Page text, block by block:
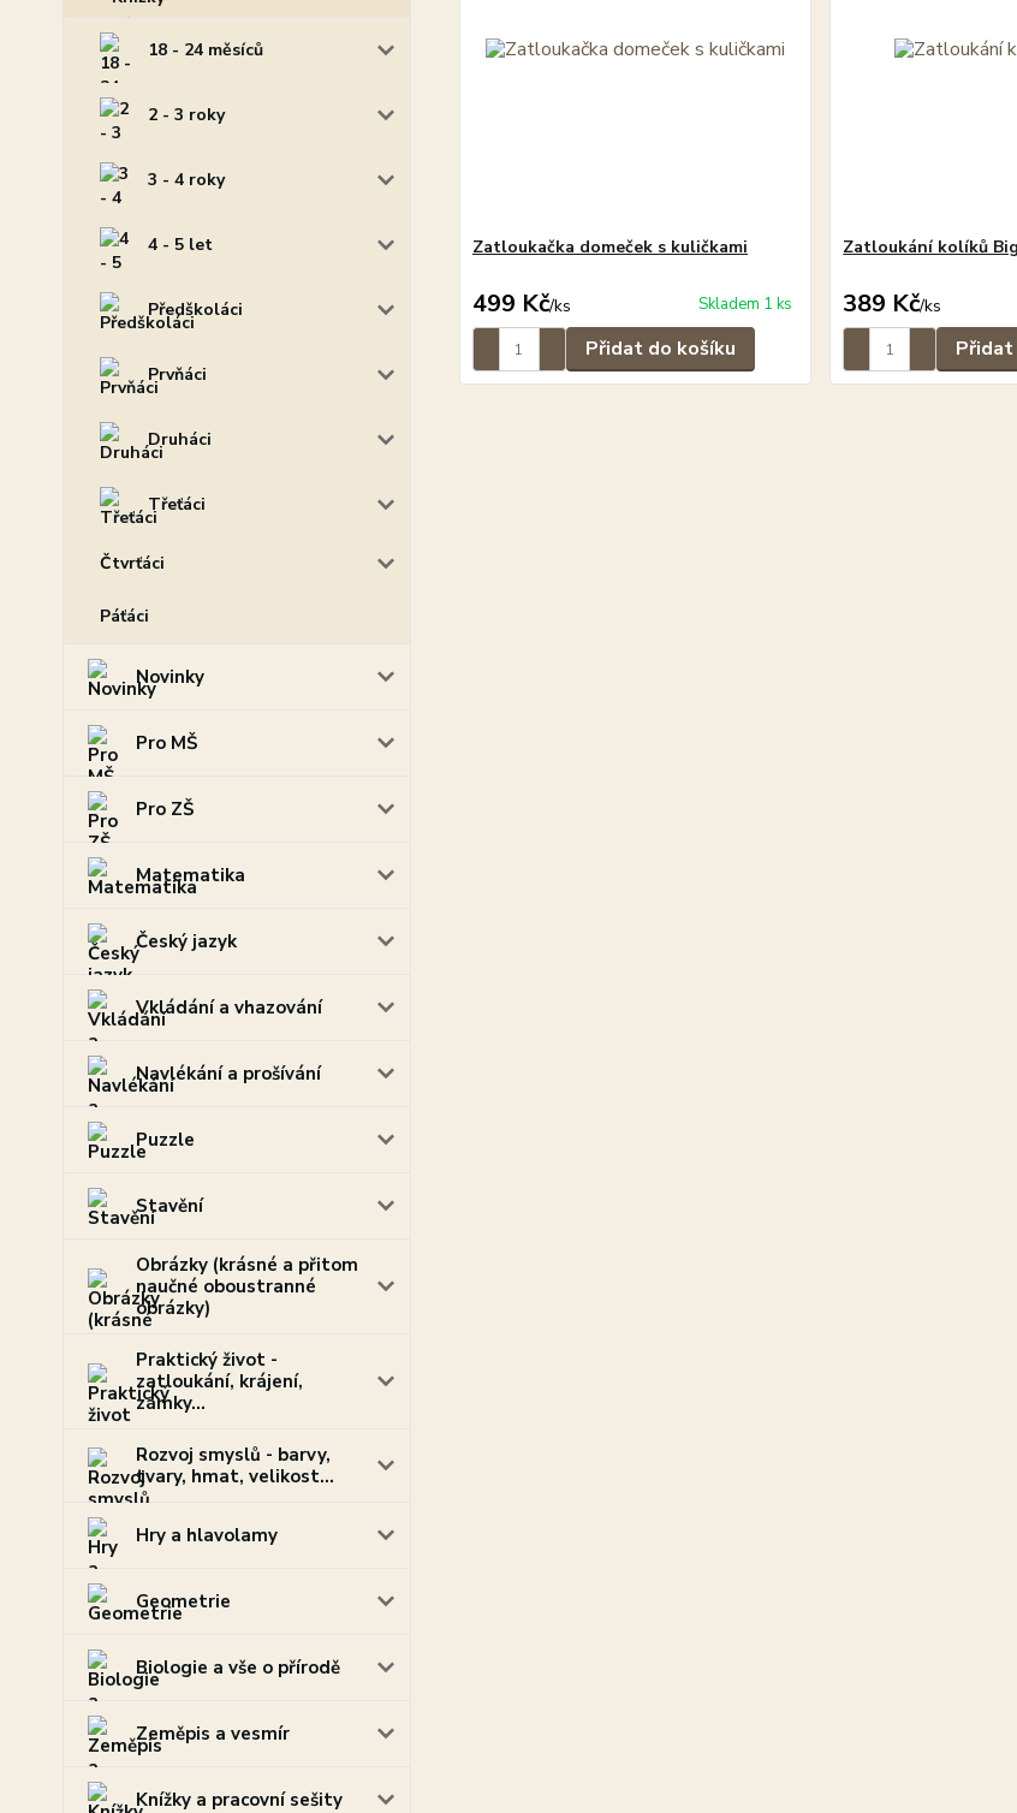
18 - 24 měsíců
2 - 3 roky
3 - 4 roky
4 - 5 let
Předškoláci
Prvňáci
Druháci
Třeťáci
Čtvrťáci
Páťáci
Novinky
Pro MŠ
Pro ZŠ
Matematika
Český jazyk
Vkládání a vhazování
Navlékání a prošívání
Puzzle
Stavění
Obrázky (krásné a přitom
naučné oboustranné
obrázky)
Praktický život -
zatloukání, krájení,
zámky...
Rozvoj smyslů - barvy,
tvary, hmat, velikost...
Hry a hlavolamy
Geometrie
Biologie a vše o přírodě
Zeměpis a vesmír
Knížky a pracovní sešity
Zatloukačka domeček s kuličkami
499 Kč/ks Skladem 1 ks
Přidat do košíku
Zatloukání kolíků
389 Kč/ks
Přidat